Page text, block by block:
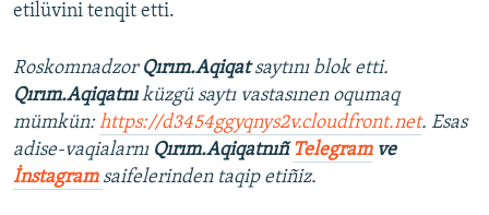
etilüvini tenqit etti.
Roskomnadzor Qırım.Aqiqatsaytını blok etti.
Qırım.Aqiqatnıküzgü saytı vastasınen oqumaq
mümkün:https://d3454ggyqnys2v.cloudfront.net. Esas
adise-vaqialarnı Qırım.Aqiqatnıñ Telegramve
İnstagram saifelerinden taqip etiñiz.